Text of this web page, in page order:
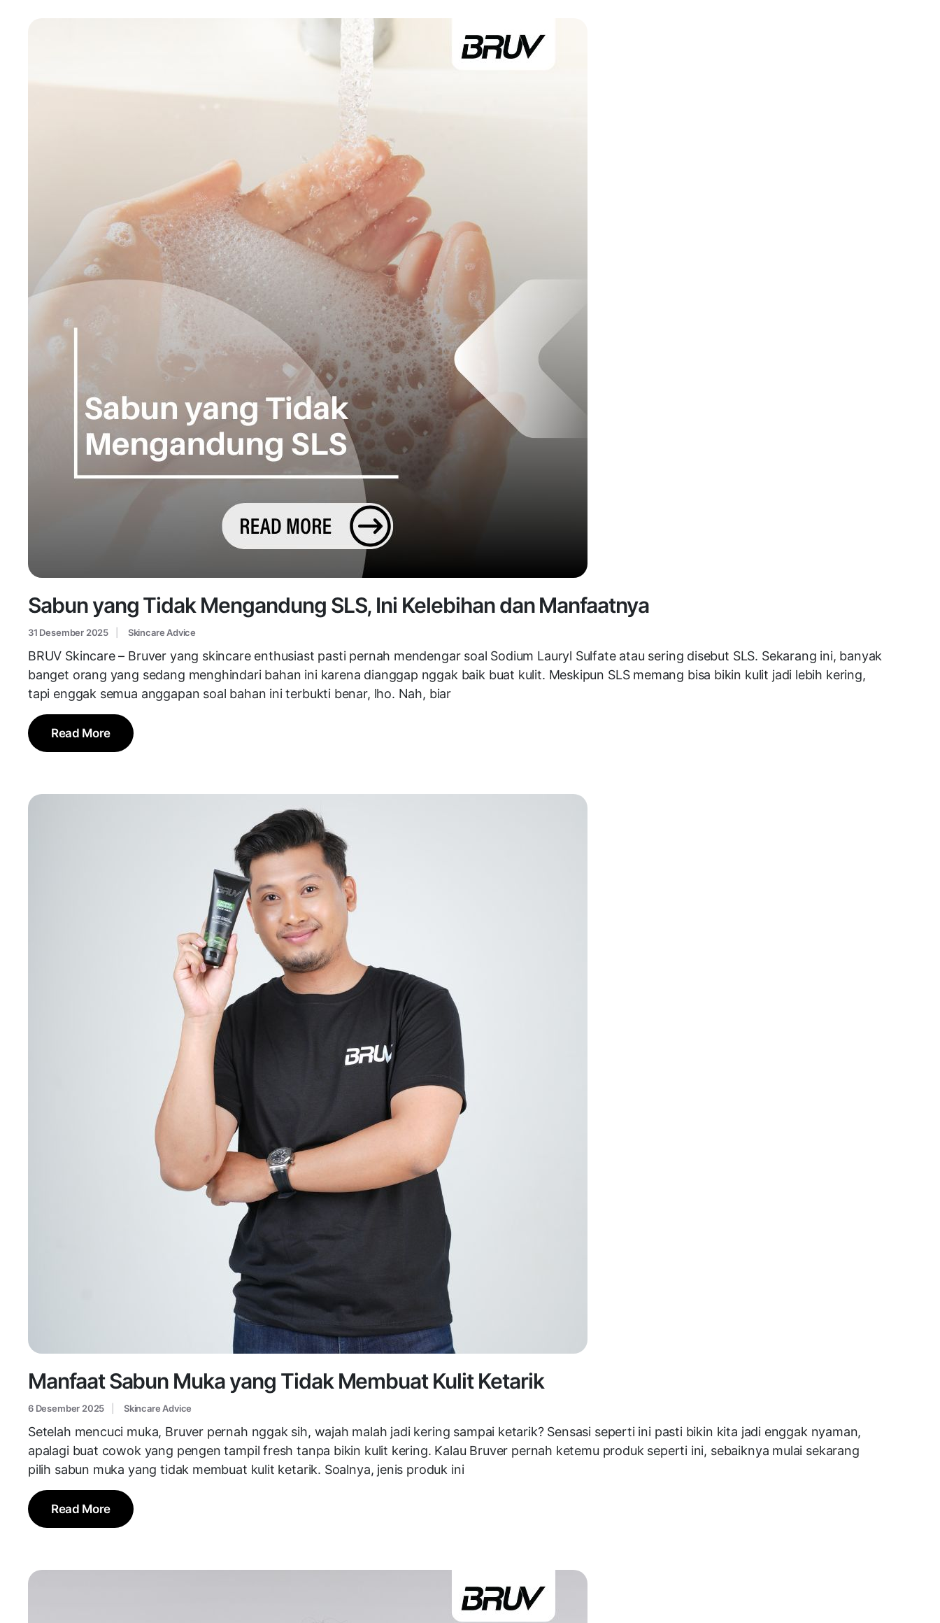
Sabun yang Tidak Mengandung SLS, Ini Kelebihan dan Manfaatnya
31 Desember 2025 Skincare Advice
BRUV Skincare – Bruver yang skincare enthusiast pasti pernah mendengar soal Sodium Lauryl Sulfate atau sering disebut SLS. Sekarang ini, banyak
banget orang yang sedang menghindari bahan ini karena dianggap nggak baik buat kulit. Meskipun SLS memang bisa bikin kulit jadi lebih kering,
tapi enggak semua anggapan soal bahan ini terbukti benar, lho. Nah, biar
Read More
Manfaat Sabun Muka yang Tidak Membuat Kulit Ketarik
6 Desember 2025 Skincare Advice
Setelah mencuci muka, Bruver pernah nggak sih, wajah malah jadi kering sampai ketarik? Sensasi seperti ini pasti bikin kita jadi enggak nyaman,
apalagi buat cowok yang pengen tampil fresh tanpa bikin kulit kering. Kalau Bruver pernah ketemu produk seperti ini, sebaiknya mulai sekarang
pilih sabun muka yang tidak membuat kulit ketarik. Soalnya, jenis produk ini
Read More